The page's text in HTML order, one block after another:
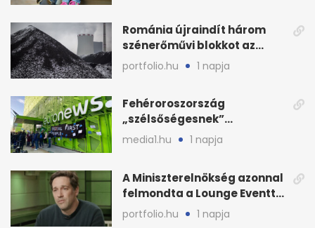
Románia újraindít három
szénerőművi blokkot az
áramellátás stabilizálására
portfolio.hu 1 napja
Fehéroroszország
„szélsőségesnek”
minősítette az Euronews
media1.hu 1 napja
A Miniszterelnökség azonnal
felmondta a Lounge Eventtel
kötött szerződést
portfolio.hu 1 napja